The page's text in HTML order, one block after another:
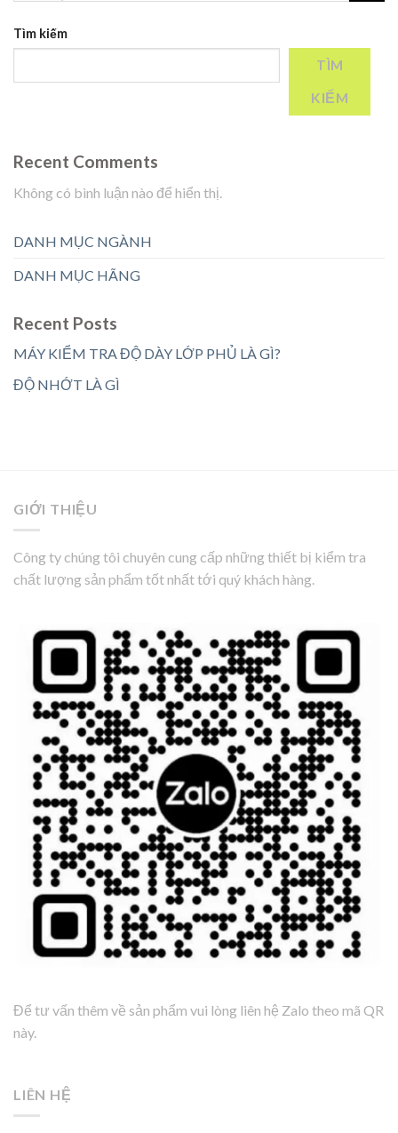
Tìm kiếm
TÌM
KIẾM
Recent Comments
Không có bình luận nào để hiển thị.
DANH MỤC NGÀNH
DANH MỤC HÃNG
Recent Posts
MÁY KIỂM TRA ĐỘ DÀY LỚP PHỦ LÀ GÌ?
ĐỘ NHỚT LÀ GÌ
GIỚI THIỆU
Công ty chúng tôi chuyên cung cấp những thiết bị kiểm tra
chất lượng sản phẩm tốt nhất tới quý khách hàng.
Để tư vấn thêm về sản phẩm vui lòng liên hệ Zalo theo mã QR
này.
LIÊN HỆ